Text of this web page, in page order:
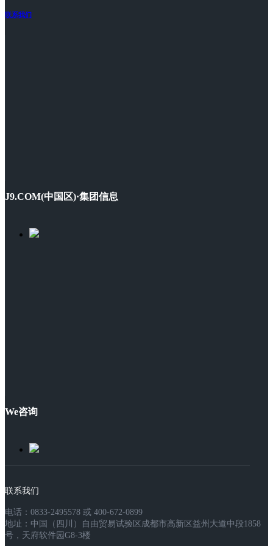
联系我们
J9.COM(中国区)·集团信息
We咨询
联系我们
电话：0833-2495578 或 400-672-0899
地址：中国（四川）自由贸易试验区成都市高新区益州大道中段1858
号，天府软件园G8-3楼